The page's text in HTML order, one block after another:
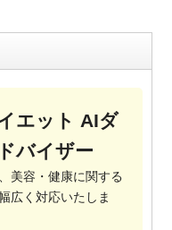
エット AIダ
バイザー
美容・健康に関する
広く対応いたしま